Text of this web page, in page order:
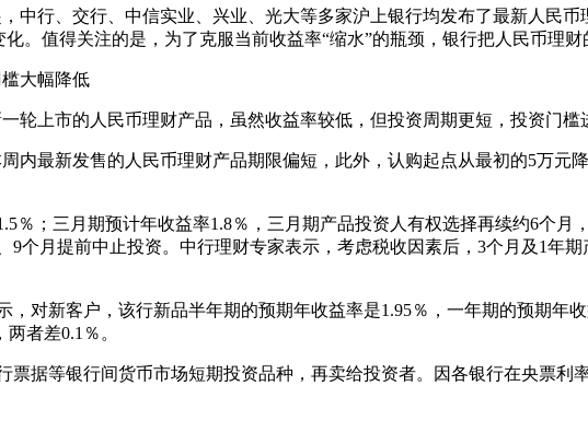
行、交行、中信实业、兴业、光大等多家沪上银行均发布了最新人民币
化。值得关注的是，为了克服当前收益率“缩水”的瓶颈，银行把人民币理
大幅降低
上市的人民币理财产品，虽然收益率较低，但投资周期更短，投资门槛
最新发售的人民币理财产品期限偏短，此外，认购起点从最初的5万元
；三月期预计年收益率1.8％，三月期产品投资人有权选择再续约6个月
9个月提前中止投资。中行理财专家表示，考虑税收因素后，3个月及1年
新客户，该行新品半年期的预期年收益率是1.95％，一年期的预期年
者差0.1％。
据等银行间货币市场短期投资品种，再卖给投资者。因各银行在央票利